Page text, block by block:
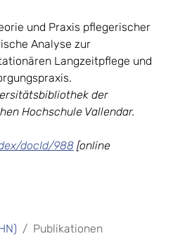
und Praxis pflegerischer
Analyse zur
Langzeitpflege und
der
Hochschule Vallendar.
docId/988 [online
Publikationen